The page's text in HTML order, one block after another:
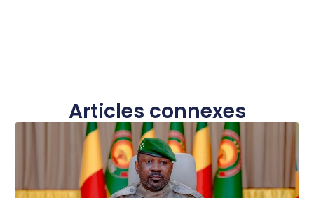
Articles connexes